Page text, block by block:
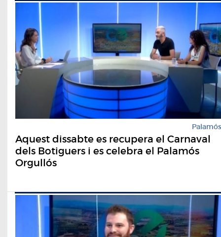
Palamós
Aquest dissabte es recupera el Carnaval
dels Botiguers i es celebra el Palamós
Orgullós